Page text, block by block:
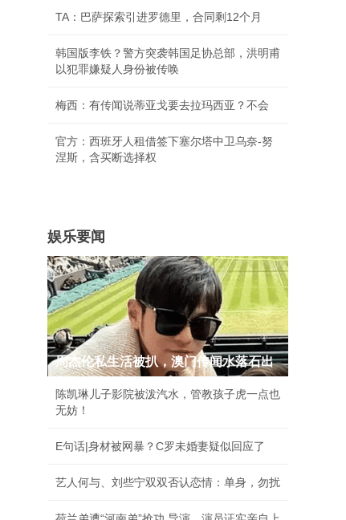
TA：巴萨探索引进罗德里，合同剩12个月
韩国版李铁？警方突袭韩国足协总部，洪明甫
以犯罪嫌疑人身份被传唤
梅西：有传闻说蒂亚戈要去拉玛西亚？不会
官方：西班牙人租借签下塞尔塔中卫乌奈-努
涅斯，含买断选择权
娱乐要闻
周杰伦私生活被扒，澳门传闻水落石出
陈凯琳儿子影院被泼汽水，管教孩子虎一点也
无妨！
E句话|身材被网暴？C罗未婚妻疑似回应了
艺人何与、刘些宁双双否认恋情：单身，勿扰